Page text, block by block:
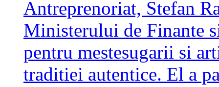
Antreprenoriat, Stefan
Ministerului de Finante
pentru mestesugarii si
traditiei autentice. El a